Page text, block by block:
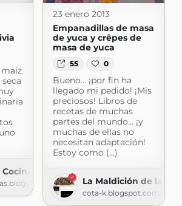
maíz
Latinoamericana
23 enero 2013
Empanadillas de masa
de yuca y crêpes de
masa de yuca
55 0
Bueno... ¡por fin ha
llegado mi pedido! ¡Mis
preciosos! Libros de
recetas de muchas
partes del mundo... ¡y
muchas de ellas no
necesitan adaptación!
Estoy como (...)
La Maldición de la
cota-k.blogspot.com